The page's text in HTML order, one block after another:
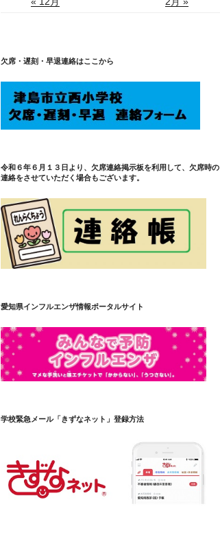
欠席・遅刻・早退連絡はここから
令和６年６月１３日より、欠席連絡掲示板を利用して、欠席時の
連絡をさせていただく場合もございます。
愛知県インフルエンザ情報ポータルサイト
学校緊急メール「きずなネット」登録方法